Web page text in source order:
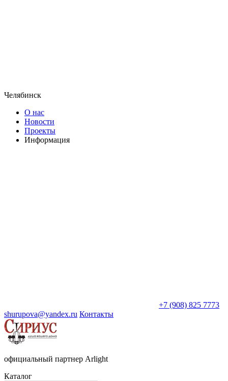
Челябинск
О нас
Новости
Проекты
Информация
+7 (908) 825 7773
shurupova@yandex.ru Контакты
официальный партнер Arlight
Каталог